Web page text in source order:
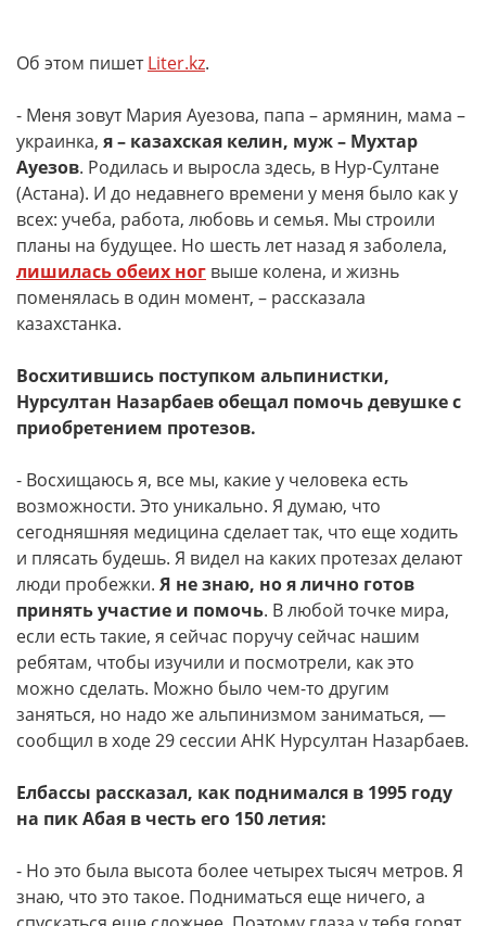
Об этом пишетLiter.kz.
- Меня зовут Мария Ауезова, папа – армянин, мама –
украинка, я – казахская келин, муж – Мухтар
Ауезов. Родилась и выросла здесь, в Нур-Султане
(Астана). И до недавнего времени у меня было как у
всех: учеба, работа, любовь и семья. Мы строили
планы на будущее. Но шесть лет назад я заболела,
лишилась обеих ног выше колена, и жизнь
поменялась в один момент, – рассказала
казахстанка.
Восхитившись поступком альпинистки,
Нурсултан Назарбаев обещал помочь девушке с
приобретением протезов.
- Восхищаюсь я, все мы, какие у человека есть
возможности. Это уникально. Я думаю, что
сегодняшняя медицина сделает так, что еще ходить
и плясать будешь. Я видел на каких протезах делают
люди пробежки. Я не знаю, но я лично готов
принять участие и помочь. В любой точке мира,
если есть такие, я сейчас поручу сейчас нашим
ребятам, чтобы изучили и посмотрели, как это
можно сделать. Можно было чем-то другим
заняться, но надо же альпинизмом заниматься, —
сообщил в ходе 29 сессии АНК Нурсултан Назарбаев.
Елбассы рассказал, как поднимался в 1995 году
на пик Абая в честь его 150 летия:
- Но это была высота более четырех тысяч метров. Я
знаю, что это такое. Подниматься еще ничего, а